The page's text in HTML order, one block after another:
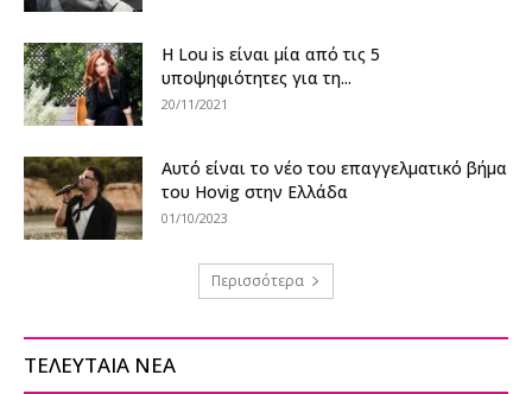
Η Lou is είναι μία από τις 5
υποψηφιότητες για τη...
20/11/2021
Αυτό είναι το νέο του επαγγελματικό βήμα
του Hovig στην Ελλάδα
01/10/2023
Περισσότερα
ΤΕΛΕΥΤΑΙΑ ΝΕΑ